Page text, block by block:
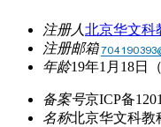
注册人北京华文科
注册邮箱
年龄19年1月18日
备案号京ICP备
名称北京华文科教